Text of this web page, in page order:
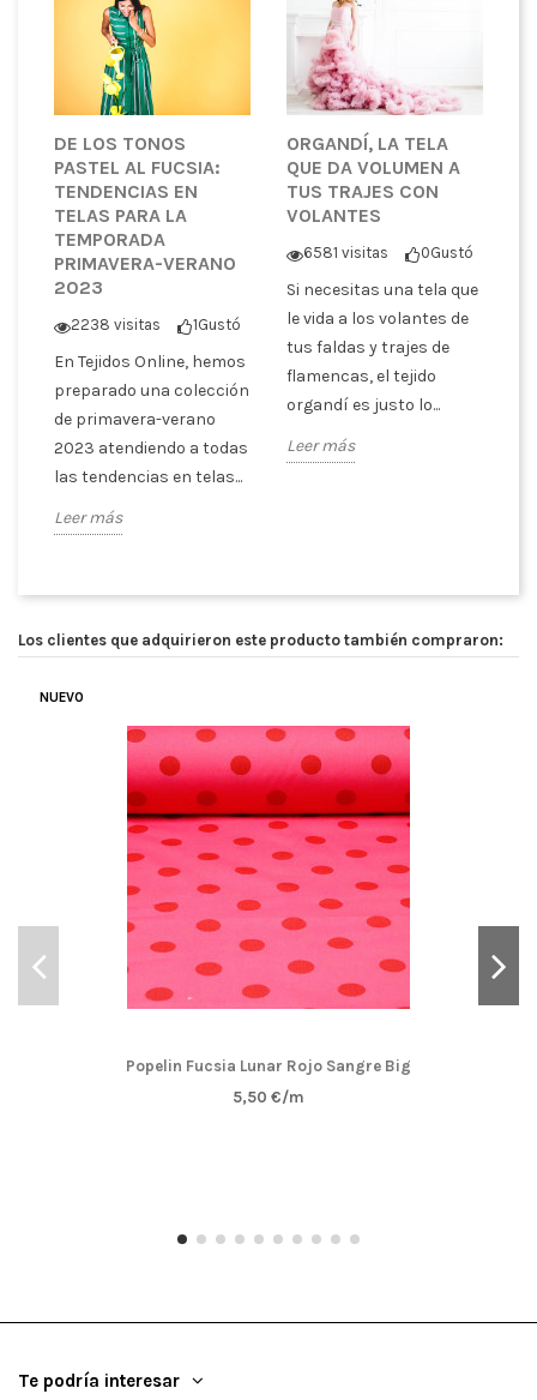
DE LOS TONOS
PASTEL AL FUCSIA:
TENDENCIAS EN
TELAS PARA LA
TEMPORADA
PRIMAVERA-VERANO
2023
2238 visitas 1Gustó
En Tejidos Online, hemos
preparado una colección
de primavera-verano
2023 atendiendo a todas
las tendencias en telas...
Leer más
ORGANDÍ, LA TELA
QUE DA VOLUMEN A
TUS TRAJES CON
VOLANTES
6581 visitas 0Gustó
Si necesitas una tela que
le vida a los volantes de
tus faldas y trajes de
flamencas, el tejido
organdí es justo lo...
Leer más
Los clientes que adquirieron este producto también compraron:
NUEVO
Popelin Fucsia Lunar Rojo Sangre Big
5,50 €/m
Te podría interesar